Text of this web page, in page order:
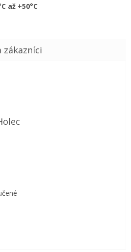
až +50°C
obchodu je 5 z 5 hviezdičiek.
obchodu je 5 z 5 hviezdičiek.
obchodu je 5 z 5 hviezdičiek.
obchodu je 5 z 5 hviezdičiek.